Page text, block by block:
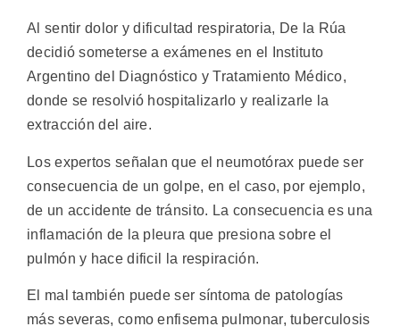
Al sentir dolor y dificultad respiratoria, De la Rúa
decidió someterse a exámenes en el Instituto
Argentino del Diagnóstico y Tratamiento Médico,
donde se resolvió hospitalizarlo y realizarle la
extracción del aire.
Los expertos señalan que el neumotórax puede ser
consecuencia de un golpe, en el caso, por ejemplo,
de un accidente de tránsito. La consecuencia es una
inflamación de la pleura que presiona sobre el
pulmón y hace dificil la respiración.
El mal también puede ser síntoma de patologías
más severas, como enfisema pulmonar, tuberculosis